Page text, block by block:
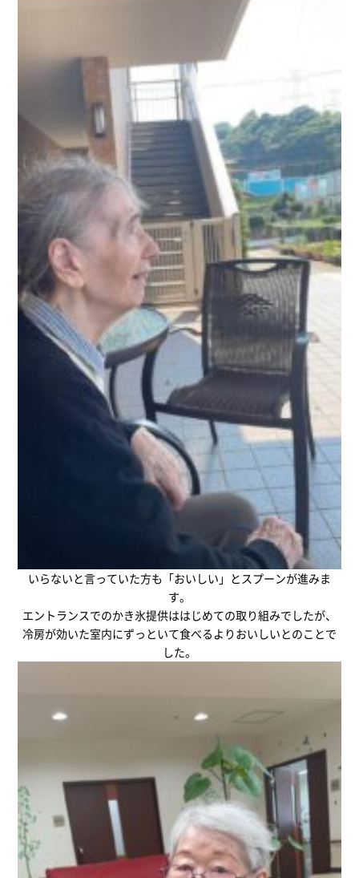
いらないと言っていた方も「おいしい」とスプーンが進みま
す。
エントランスでのかき氷提供ははじめての取り組みでしたが、
冷房が効いた室内にずっといて食べるよりおいしいとのことで
した。